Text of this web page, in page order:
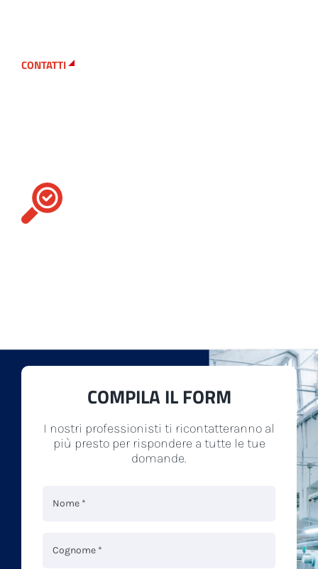
CONTATTI
COMPILA IL FORM
I nostri professionisti ti ricontatteranno al
più presto per rispondere a tutte le tue
domande.